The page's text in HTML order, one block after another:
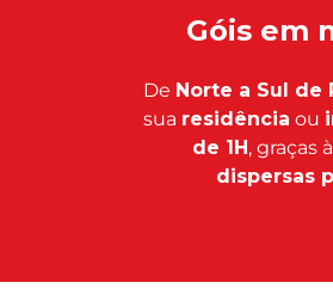
Góis em
De Norte a Sul de
sua residência ou
de 1H, graças
dispersas